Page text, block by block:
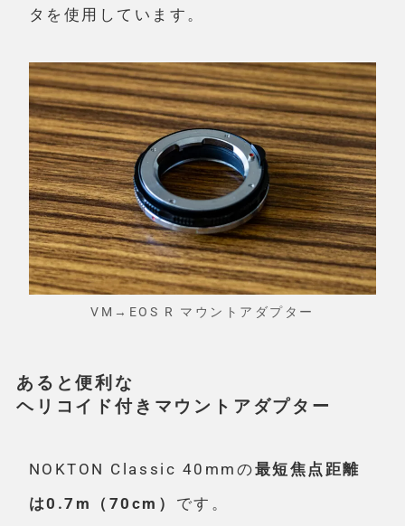
タを使用しています。
VM→EOS R マウントアダプター
あると便利な
ヘリコイド付きマウントアダプター
NOKTON Classic 40mmの最短焦点距離
は0.7m（70cm） です。